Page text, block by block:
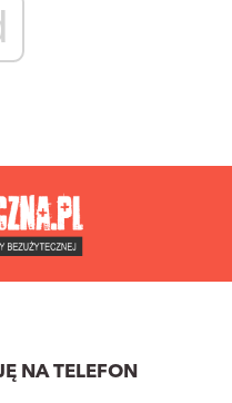
NA TELEFON